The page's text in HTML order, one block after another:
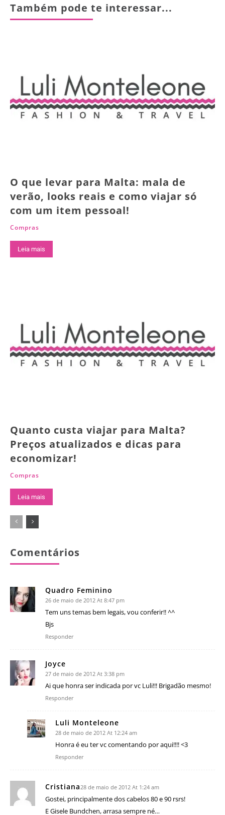
Também pode te interessar...
O que levar para Malta: mala de
verão, looks reais e como viajar só
com um item pessoal!
Compras
Leia mais
Quanto custa viajar para Malta?
Preços atualizados e dicas para
economizar!
Compras
Leia mais
Comentários
Quadro Feminino
26 de maio de 2012 At 8:47 pm
Tem uns temas bem legais, vou conferir!! ^^
Bjs
Responder
Joyce
27 de maio de 2012 At 3:38 pm
Ai que honra ser indicada por vc Luli!!! Brigadão mesmo!
Responder
Luli Monteleone
28 de maio de 2012 At 12:24 am
Honra é eu ter vc comentando por aqui!!!! <3
Responder
Cristiana 28 de maio de 2012 At 1:24 am
Gostei, principalmente dos cabelos 80 e 90 rsrs!
E Gisele Bundchen, arrasa sempre né…